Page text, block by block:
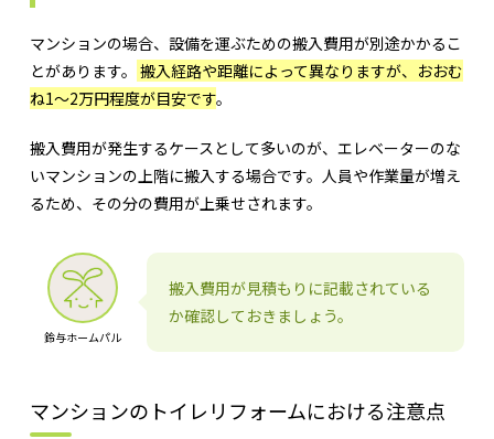
マンションの場合、設備を運ぶための搬入費用が別途かかるこ
とがあります。 搬入経路や距離によって異なりますが、おおむ
ね1～2万円程度が目安です。
搬入費用が発生するケースとして多いのが、エレベーターのな
いマンションの上階に搬入する場合です。人員や作業量が増え
るため、その分の費用が上乗せされます。
鈴与ホームパル
搬入費用が見積もりに記載されている
か確認しておきましょう。
マンションのトイレリフォームにおける注意点